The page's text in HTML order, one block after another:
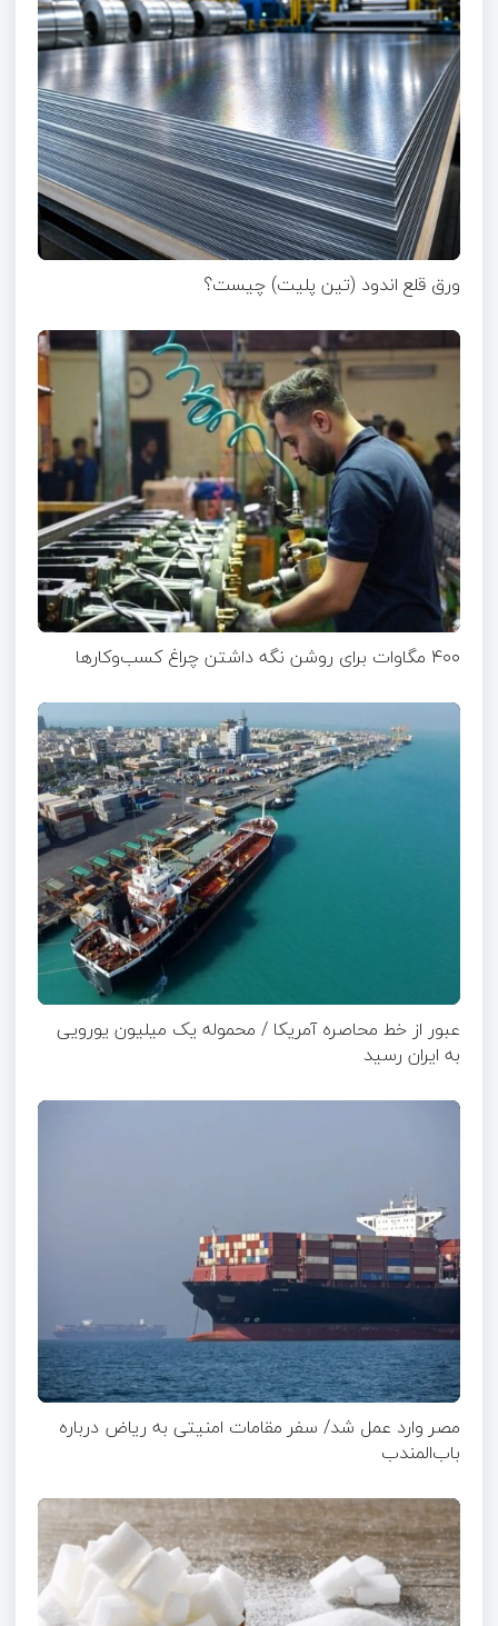
ورق قلع اندود (تین پلیت) چیست؟
۴۰۰ مگاوات برای روشن نگه داشتن چراغ کسب‌وکار‌ها
عبور از خط محاصره آمریکا / محموله یک میلیون یورویی
به ایران رسید
مصر وارد عمل شد/ سفر مقامات امنیتی به ریاض درباره
باب‌المندب